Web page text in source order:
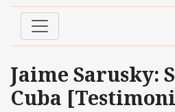
Jaime Sarusky:
Cuba